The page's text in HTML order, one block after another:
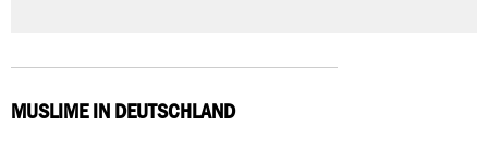
MUSLIME IN DEUTSCHLAND